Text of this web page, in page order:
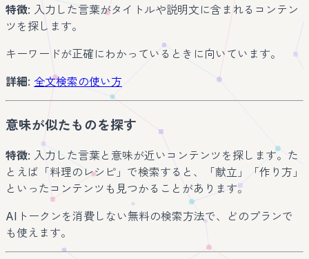
特徴: 入力した言葉がタイトルや説明文に含まれるコンテン
ツを探します。
キーワードが正確にわかっているときに向いています。
詳細: 全文検索の使い方
意味が似たものを探す
特徴: 入力した言葉と意味が近いコンテンツを探します。た
とえば「料理のレシピ」で検索すると、「献立」「作り方」
といったコンテンツも見つかることがあります。
AIトークンを消費しない無料の検索方法で、どのプランで
も使えます。